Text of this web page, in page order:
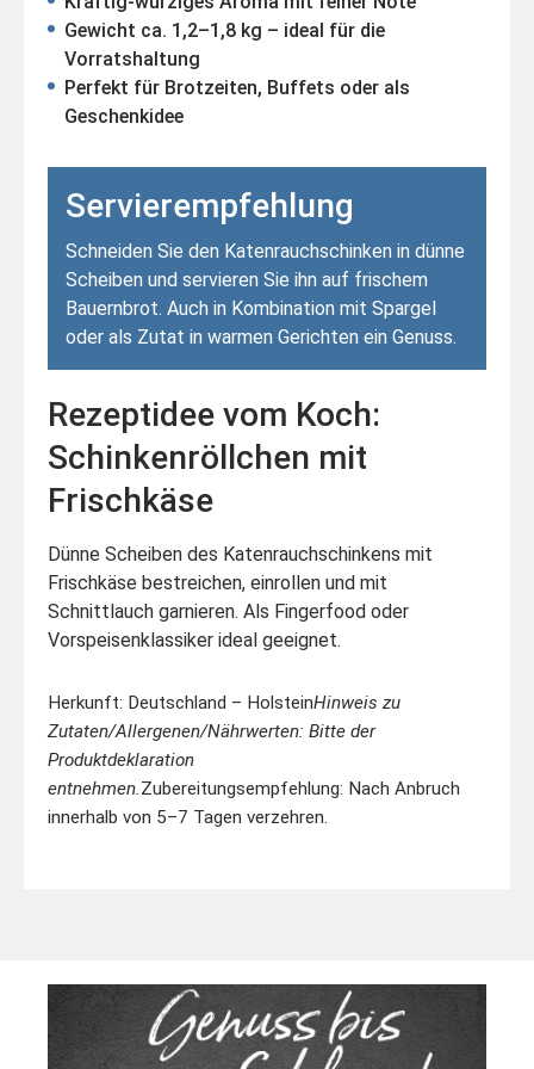
Gewicht ca. 1,2–1,8 kg – ideal für die
Vorratshaltung
Perfekt für Brotzeiten, Buffets oder als
Geschenkidee
Servierempfehlung
Schneiden Sie den Katenrauchschinken in dünne
Scheiben und servieren Sie ihn auf frischem
Bauernbrot. Auch in Kombination mit Spargel
oder als Zutat in warmen Gerichten ein Genuss.
Rezeptidee vom Koch:
Schinkenröllchen mit
Frischkäse
Dünne Scheiben des Katenrauchschinkens mit
Frischkäse bestreichen, einrollen und mit
Schnittlauch garnieren. Als Fingerfood oder
Vorspeisenklassiker ideal geeignet.
Herkunft: Deutschland – HolsteinHinweis zu
Zutaten/Allergenen/Nährwerten: Bitte der
Produktdeklaration
entnehmen.Zubereitungsempfehlung: Nach Anbruch
innerhalb von 5–7 Tagen verzehren.